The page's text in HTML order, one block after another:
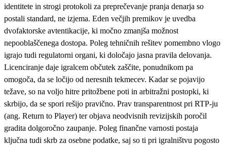
identitete in strogi protokoli za preprečevanje pranja denarja so
postali standard, ne izjema. Eden večjih premikov je uvedba
dvofaktorske avtentikacije, ki močno zmanjša možnost
nepooblaščenega dostopa. Poleg tehničnih rešitev pomembno vlogo
igrajo tudi regulatorni organi, ki določajo jasna pravila delovanja.
Licenciranje daje igralcem občutek zaščite, ponudnikom pa
omogoča, da se ločijo od neresnih tekmecev. Kadar se pojavijo
težave, so na voljo hitre pritožbene poti in arbitražni postopki, ki
skrbijo, da se spori rešijo pravično. Prav transparentnost pri RTP-ju
(ang. Return to Player) ter objava neodvisnih revizijskih poročil
gradita dolgoročno zaupanje. Poleg finančne varnosti postaja
ključna tudi skrb za osebne podatke, saj so ti pri igralništvu pogosto